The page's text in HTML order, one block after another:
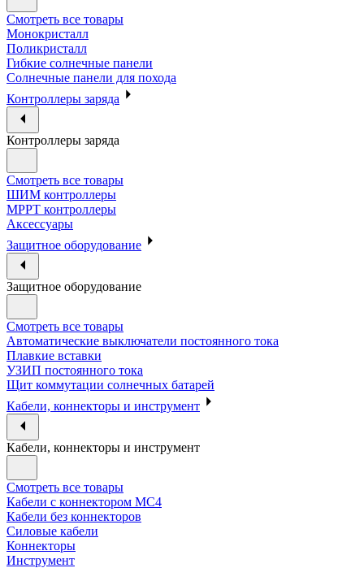
Смотреть все товары
Монокристалл
Поликристалл
Гибкие солнечные панели
Солнечные панели для похода
Контроллеры заряда
Контроллеры заряда
Смотреть все товары
ШИМ контроллеры
МРРТ контроллеры
Аксессуары
Защитное оборудование
Защитное оборудование
Смотреть все товары
Автоматические выключатели постоянного тока
Плавкие вставки
УЗИП постоянного тока
Щит коммутации солнечных батарей
Кабели, коннекторы и инструмент
Кабели, коннекторы и инструмент
Смотреть все товары
Кабели с коннектором МС4
Кабели без коннекторов
Силовые кабели
Коннекторы
Инструмент